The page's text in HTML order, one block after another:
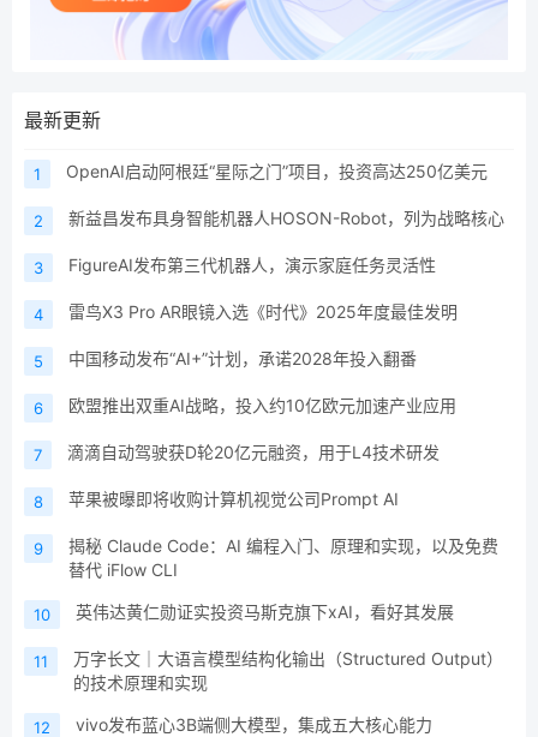
最新更新
1 OpenAI启动阿根廷“星际之门”项目，投资高达250亿美元
2 新益昌发布具身智能机器人HOSON-Robot，列为战略核心
3 FigureAI发布第三代机器人，演示家庭任务灵活性
4 雷鸟X3 Pro AR眼镜入选《时代》2025年度最佳发明
5 中国移动发布“AI+”计划，承诺2028年投入翻番
6 欧盟推出双重AI战略，投入约10亿欧元加速产业应用
7 滴滴自动驾驶获D轮20亿元融资，用于L4技术研发
8 苹果被曝即将收购计算机视觉公司Prompt AI
9
揭秘 Claude Code：AI 编程入门、原理和实现，以及免费
替代 iFlow CLI
10 英伟达黄仁勋证实投资马斯克旗下xAI，看好其发展
11
万字长文｜大语言模型结构化输出（Structured Output）
的技术原理和实现
12 vivo发布蓝心3B端侧大模型，集成五大核心能力